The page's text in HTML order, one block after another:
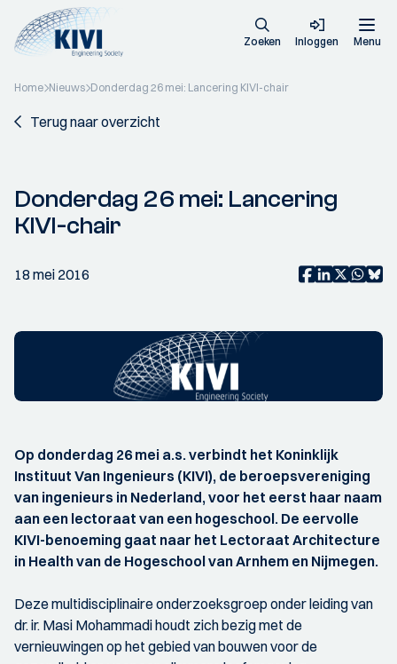
Zoeken Inloggen Menu
Home Nieuws Donderdag 26 mei: Lancering KIVI-chair
Terug naar overzicht
Donderdag 26 mei: Lancering
KIVI-chair
18 mei 2016
Op donderdag 26 mei a.s. verbindt het Koninklijk
Instituut Van Ingenieurs (KIVI), de beroepsvereniging
van ingenieurs in Nederland, voor het eerst haar naam
aan een lectoraat van een hogeschool. De eervolle
KIVI-benoeming gaat naar het Lectoraat Architecture
in Health van de Hogeschool van Arnhem en Nijmegen.
Deze multidisciplinaire onderzoeksgroep onder leiding van
dr. ir. Masi Mohammadi houdt zich bezig met de
vernieuwingen op het gebied van bouwen voor de